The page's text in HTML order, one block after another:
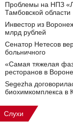
Проблемы на НПЗ
Тамбовской области
Инвестор из
млрд рублей
Сенатор Нетесов
больничного
«Самая тяжелая
ресторанов в
Segezha
биохимкомплекса в
Слухи